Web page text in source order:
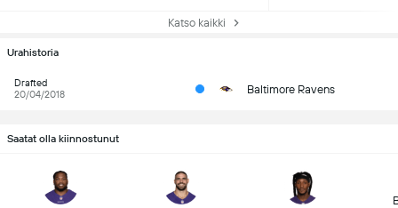
Katso kaikki
Urahistoria
Drafted
20/04/2018
Baltimore Ravens
Saatat olla kiinnostunut